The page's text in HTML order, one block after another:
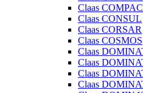
Claas
Claas CONSUL
Claas CORSAR
Claas COSMOS
Claas
Claas
Claas
Claas